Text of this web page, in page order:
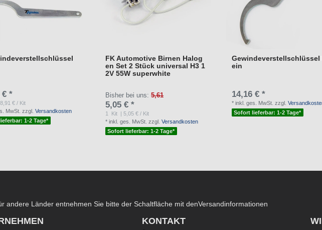
€ *
€ / Kit
MwSt. zzgl.Versandkosten
1-2 Tage*
FK Automotive Birnen Halog
en Set 2 Stück universal H3 1
2V 55W superwhite
Bisher bei uns:5,61
5,05 € *
1 Kit | 5,05 € / Kit
*inkl. ges. MwSt. zzgl.Versandkosten
Sofort lieferbar: 1-2 Tage*
Gewindeverstellschlüssel
ein
14,16 € *
*inkl. ges. MwSt. zzgl.
Sofort lieferbar: 1-2 Tage*
andere Länder entnehmen Sie bitte der Schaltfläche mit denVersandinformationen
KONTAKT